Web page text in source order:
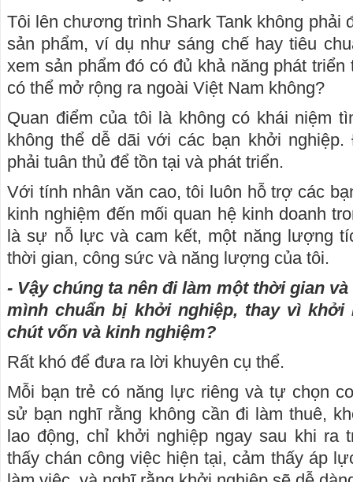
Tôi lên chương trình Shark Tank không phải
sản phẩm, ví dụ như sáng chế hay tiêu
xem sản phẩm đó có đủ khả năng phát
có thể mở rộng ra ngoài Việt Nam không?
Quan điểm của tôi là không có khái niệm
không thể dễ dãi với các bạn khởi
phải tuân thủ để tồn tại và phát triển.
Với tính nhân văn cao, tôi luôn hỗ trợ các
kinh nghiệm đến mối quan hệ kinh doanh
là sự nỗ lực và cam kết, một năng lượng
thời gian, công sức và năng lượng của tôi.
- Vậy chúng ta nên đi làm một thời gian
mình chuẩn bị khởi nghiệp, thay vì
chút vốn và kinh nghiệm?
Rất khó để đưa ra lời khuyên cụ thể.
Mỗi bạn trẻ có năng lực riêng và tự chọn
sử bạn nghĩ rằng không cần đi làm thuê,
lao động, chỉ khởi nghiệp ngay sau khi ra
thấy chán công việc hiện tại, cảm thấy áp